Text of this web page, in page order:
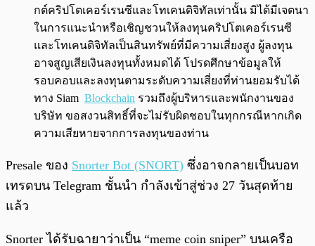
กต์คริปโตเคอร์เรนซีและโทเคนดิจิทัลเท่านั้น มิได้มีเจตนา
ในการแนะนำหรือเชิญชวนให้ลงทุนคริปโตเคอร์เรนซี
และโทเคนดิจิทัลเป็นสินทรัพย์ที่มีความเสี่ยงสูง ผู้ลงทุน
อาจสูญเสียเงินลงทุนทั้งหมดได้ โปรดศึกษาข้อมูลให้
รอบคอบและลงทุนตามระดับความเสี่ยงที่ท่านยอมรับได้
ทาง Siam Blockchain รวมถึงผู้บริหารและพนักงานของ
บริษัท ขอสงวนสิทธิ์ที่จะไม่รับผิดชอบในทุกกรณีหากเกิด
ความเสียหายจากการลงทุนของท่าน
Presale ของ Snorter Bot (SNORT) ซึ่งอาจกลายเป็นบอท
เทรดบน Telegram ชั้นนำ กำลังเข้าสู่ช่วง 27 วันสุดท้าย
แล้ว
Snorter ได้รับฉายาว่าเป็น “meme coin sniper” บนเครือ